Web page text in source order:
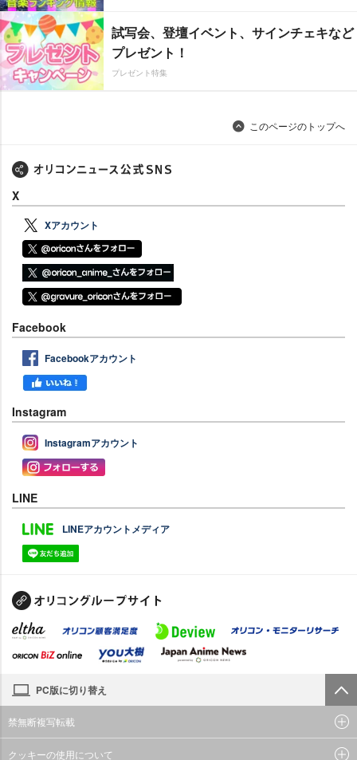
試写会、登壇イベント、サインチェキなど
プレゼント！
プレゼント特集
このページのトップへ
X
Xアカウント
Facebook
Facebookアカウント
Instagram
Instagramアカウント
LINE
LINEアカウントメディア
PC版に切り替え
禁無断複写転載
クッキーの使用について